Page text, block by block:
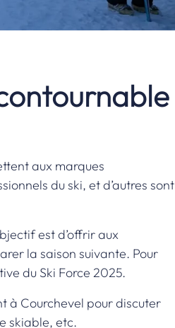
aux marques
du ski, et d’autres sont
est d’offrir aux
la saison suivante. Pour
du Ski Force 2025.
à Courchevel pour discuter
skiable, etc.